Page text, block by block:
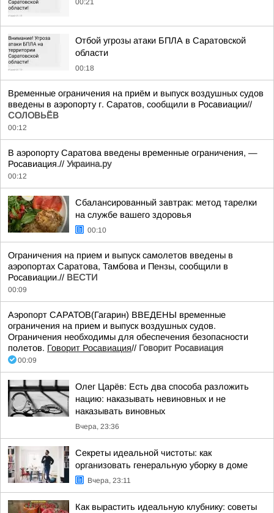
00:21
Отбой угрозы атаки БПЛА в Саратовской
области
00:18
Временные ограничения на приём и выпуск воздушных судов
введены в аэропорту г. Саратов, сообщили в Росавиации//
СОЛОВЬЁВ
00:12
В аэропорту Саратова введены временные ограничения, —
Росавиация.// Украина.ру
00:12
Сбалансированный завтрак: метод тарелки
на службе вашего здоровья
00:10
Ограничения на прием и выпуск самолетов введены в
аэропортах Саратова, Тамбова и Пензы, сообщили в
Росавиации.// ВЕСТИ
00:09
Аэропорт САРАТОВ(Гагарин) ВВЕДЕНЫ временные
ограничения на прием и выпуск воздушных судов.
Ограничения необходимы для обеспечения безопасности
полетов. Говорит Росавиация// Говорит Росавиация
00:09
Олег Царёв: Есть два способа разложить
нацию: наказывать невиновных и не
наказывать виновных
Вчера, 23:36
Секреты идеальной чистоты: как
организовать генеральную уборку в доме
Вчера, 23:11
Как вырастить идеальную клубнику: советы